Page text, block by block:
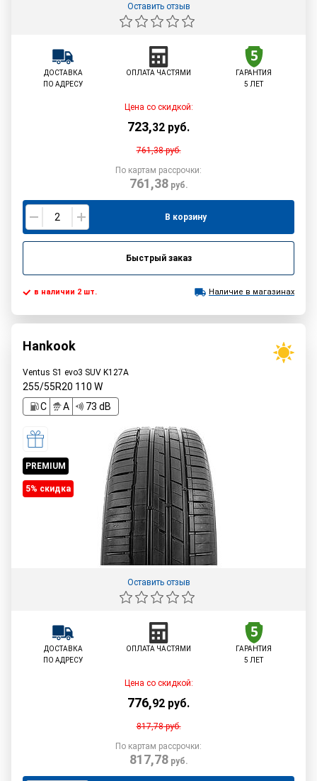
Оставить отзыв
ДОСТАВКА
ПО АДРЕСУ
ОПЛАТА ЧАСТЯМИ
ГАРАНТИЯ
5 ЛЕТ
Цена со скидкой:
723,32 руб.
761,38руб.
По картам рассрочки:
761,38руб.
В корзину
Быстрый заказ
в наличии 2 шт. Наличие в магазинах
Hankook
Ventus S1 evo3 SUV K127A
255/55R20 110 W
C
A 73 dB
PREMIUM
5% cкидка
Оставить отзыв
ДОСТАВКА
ПО АДРЕСУ
ОПЛАТА ЧАСТЯМИ
ГАРАНТИЯ
5 ЛЕТ
Цена со скидкой:
776,92 руб.
817,78руб.
По картам рассрочки:
817,78руб.